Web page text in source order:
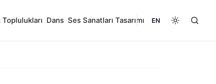
Toplulukları Dans Ses Sanatları Tasarımı EN